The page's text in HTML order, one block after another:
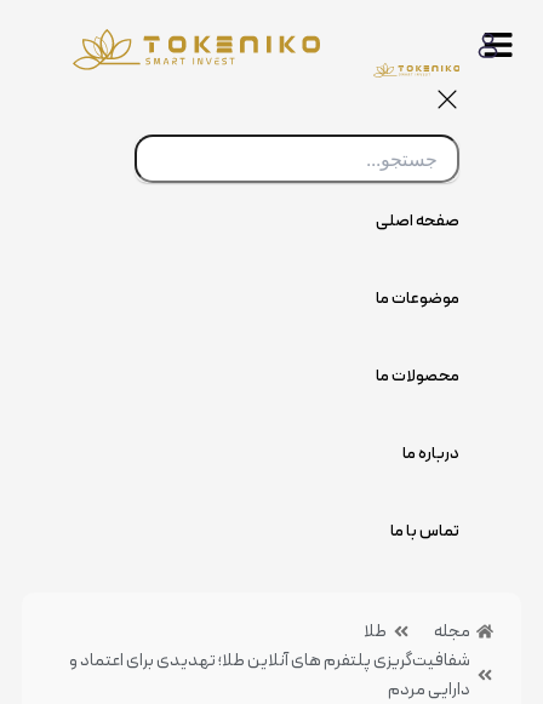
صفحه اصلی
موضوعات ما
محصولات ما
درباره ما
تماس با ما
مجله
طلا
شفافیت‌گریزی پلتفرم های آنلاین طلا؛ تهدیدی برای اعتماد و
دارایی مردم